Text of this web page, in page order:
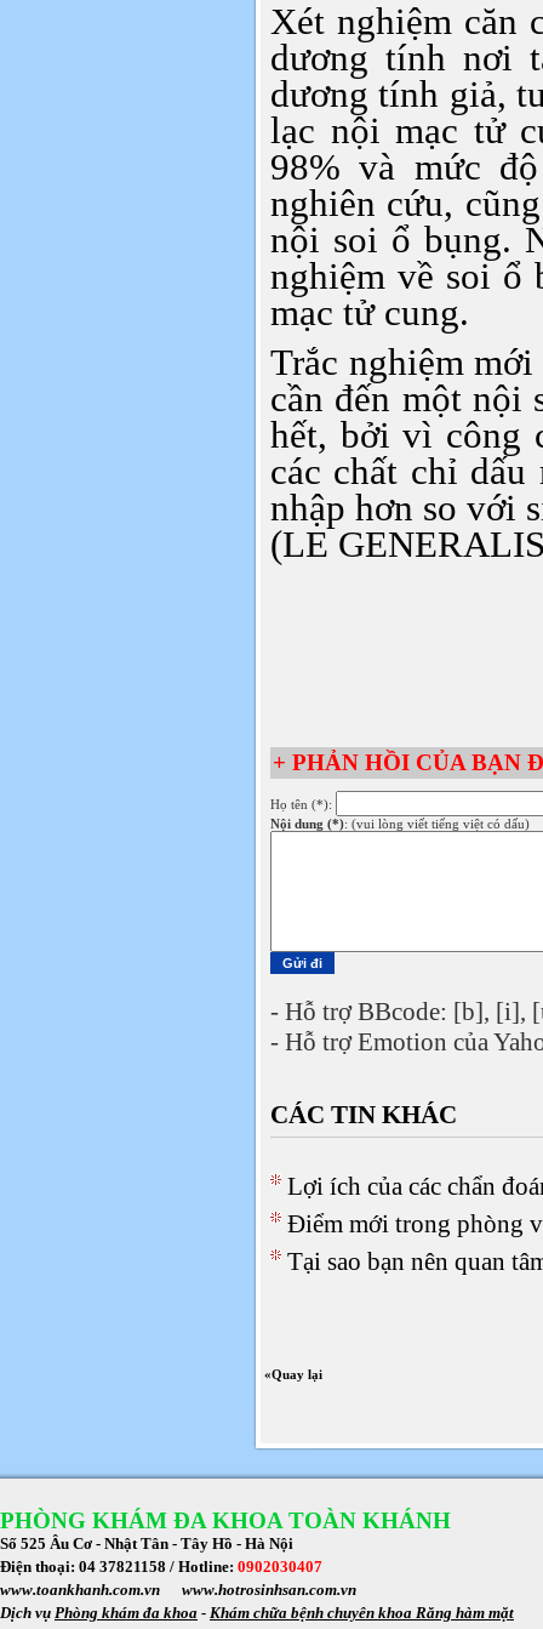
Xét nghiệm căn
dương tính nơi
dương tính giả,
lạc nội mạc tử
98% và mức
nghiên cứu,
nội soi ổ bụng.
nghiệm về soi ổ
mạc tử cung.
Trắc nghiệm
cần đến một nội
hết, bởi vì công
các chất chỉ dấu
nhập hơn so với
(LE
+ PHẢN HỒI CỦA BẠN
Họ tên (*):
Nội dung (*): (vui lòng viết tiếng việt có dấu)
- Hỗ trợ BBcode: [b], [i],
- Hỗ trợ Emotion của
CÁC TIN KHÁC
Lợi ích của các chẩn
Điểm mới trong phòng
Tại sao bạn nên quan
«Quay lại
PHÒNG KHÁM ĐA KHOA TOÀN KHÁNH
Số 525 Âu Cơ - Nhật Tân - Tây Hồ - Hà Nội
Điện thoại: 04 37821158 / Hotline: 0902030407
www.toankhanh.com.vn www.hotrosinhsan.com.vn
Dịch vụ Phòng khám đa khoa - Khám chữa bệnh chuyên khoa Răng hàm mặt